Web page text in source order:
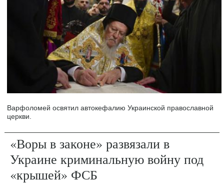
Варфоломей освятил автокефалию Украинской православной
церкви.
«Воры в законе» развязали в
Украине криминальную войну под
«крышей» ФСБ